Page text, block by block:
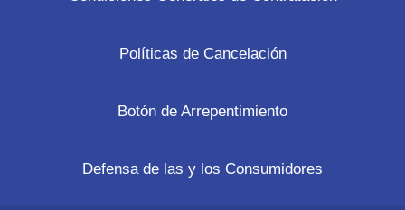
Políticas de Cancelación
Botón de Arrepentimiento
Defensa de las y los Consumidores